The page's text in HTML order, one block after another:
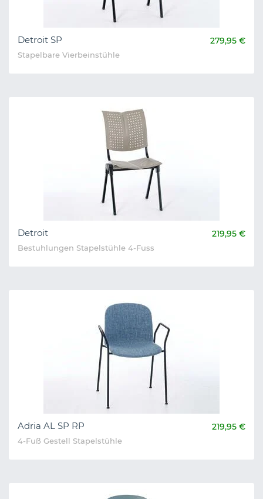
Detroit SP 279,95 €
Stapelbare Vierbeinstühle
Detroit 219,95 €
Bestuhlungen Stapelstühle 4-Fuss
Adria AL SP RP 219,95 €
4-Fuß Gestell Stapelstühle